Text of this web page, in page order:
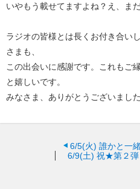
いやもう載せてますよね？え、ま
ラジオの皆様とは長くお付き合い
さまも、
この出会いに感謝です。これもご
と嬉しいです。
みなさま、ありがとうございまし
6/5(火) 誰かと一
6/9(土) 祝★第２弾